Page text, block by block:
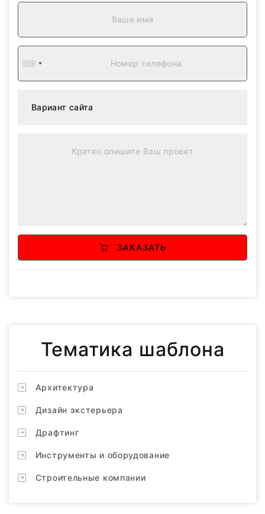
ЗАКАЗАТЬ
Тематика шаблона
Архитектура
Дизайн экстерьера
Драфтинг
Инструменты и оборудование
Строительные компании